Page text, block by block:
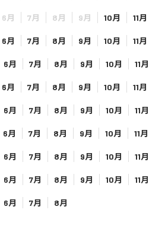
6月 7月 8月 9月 10月 11月
6月 7月 8月 9月 10月 11月
6月 7月 8月 9月 10月 11月
6月 7月 8月 9月 10月 11月
6月 7月 8月 9月 10月 11月
6月 7月 8月 9月 10月 11月
6月 7月 8月 9月 10月 11月
6月 7月 8月 9月 10月 11月
6月 7月 8月